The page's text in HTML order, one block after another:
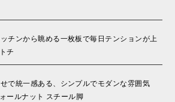
チンから眺める一枚板で毎日テンションが上
チ
で統一感ある、シンプルでモダンな雰囲気
ールナット スチール脚